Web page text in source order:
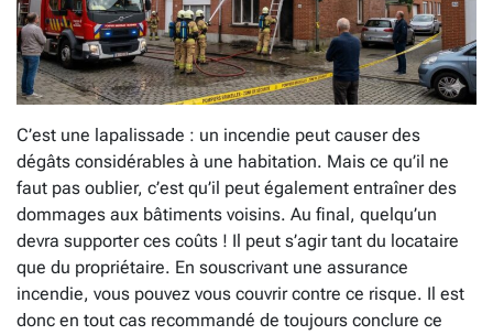
C’est une lapalissade : un incendie peut causer des
dégâts considérables à une habitation. Mais ce qu’il ne
faut pas oublier, c’est qu’il peut également entraîner des
dommages aux bâtiments voisins. Au final, quelqu’un
devra supporter ces coûts ! Il peut s’agir tant du locataire
que du propriétaire. En souscrivant une assurance
incendie, vous pouvez vous couvrir contre ce risque. Il est
donc en tout cas recommandé de toujours conclure ce